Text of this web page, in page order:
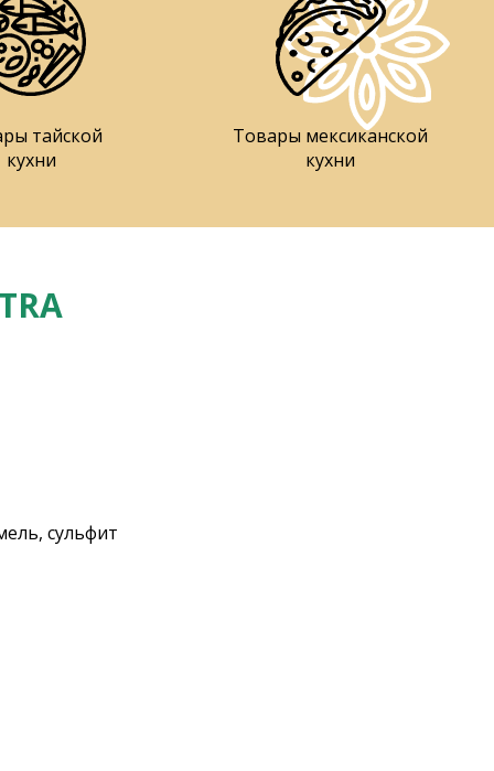
тайской
кухни
Товары мексиканской
кухни
сульфит